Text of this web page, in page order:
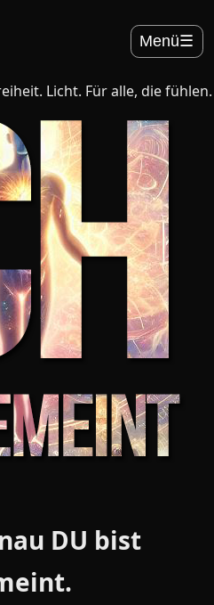
Menü☰
Licht. Für alle, die fühlen.
DU bist